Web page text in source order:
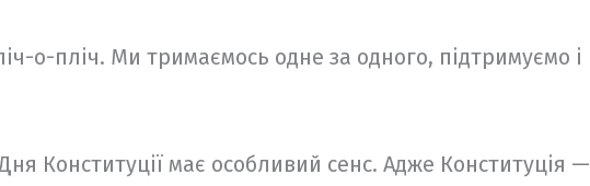
о-пліч. Ми тримаємось одне за одного, підтримуємо і
Конституції має особливий сенс. Адже